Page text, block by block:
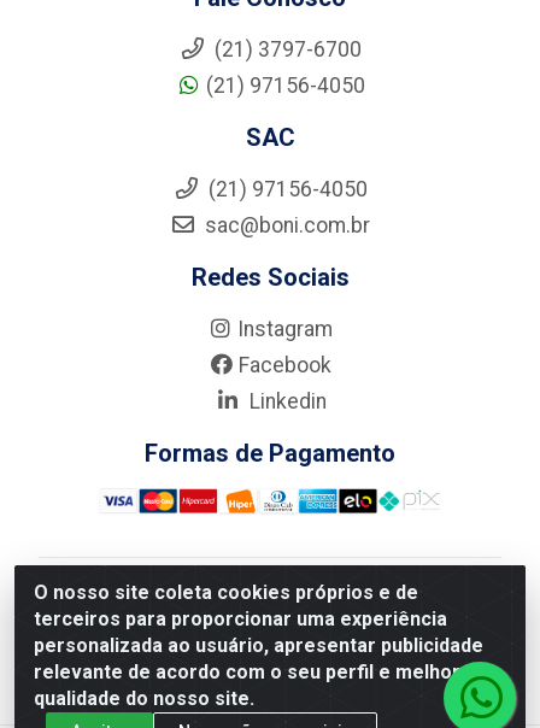
O nosso site coleta cookies próprios e de
terceiros para proporcionar uma experiência
personalizada ao usuário, apresentar publicidade
relevante de acordo com o seu perfil e melhorar a
qualidade do nosso site.
(21) 3797-6700
(21) 97156-4050
SAC
(21) 97156-4050
sac@boni.com.br
Redes Sociais
Instagram
Facebook
Linkedin
Formas de Pagamento
Nova Boni Distribuidora de Material de Construção LTDA
- Rua Alice Tibiriçá, 330 - Vila Da Penha, Rio de
Janeiro/RJ - CEP: 21.210-110 - CNPJ: 11.003.135/0001-
27